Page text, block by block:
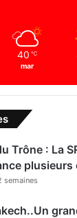
40 ℃
mar
Trône : La
plusieurs
semaines